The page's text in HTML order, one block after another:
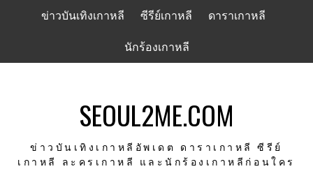
ข่าวบันเทิงเกาหลี ซีรีย์เกาหลี ดาราเกาหลี
นักร้องเกาหลี
SEOUL2ME.COM
ข่าวบันเทิงเกาหลีอัพเดต ดาราเกาหลี ซีรีย์
เกาหลี ละครเกาหลี และนักร้องเกาหลีก่อนใคร